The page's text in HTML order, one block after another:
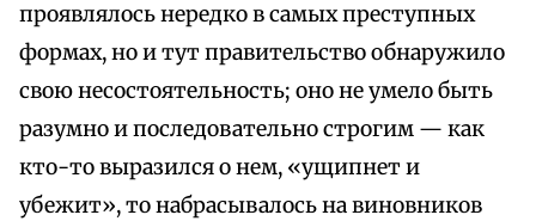
проявлялось нередко в самых преступных
формах, но и тут правительство обнаружило
свою несостоятельность; оно не умело быть
разумно и последовательно строгим — как
кто-то выразился о нем, «ущипнет и
убежит», то набрасывалось на виновников